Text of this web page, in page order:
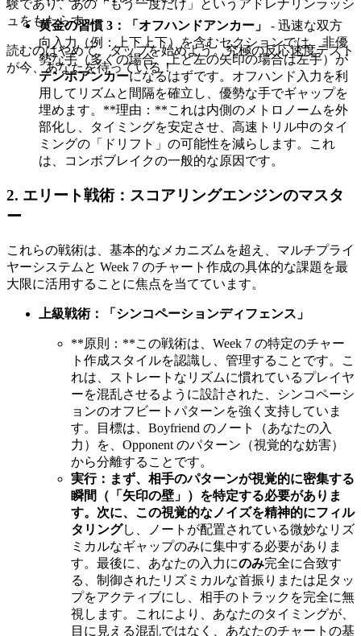
験であり、あの「もう一度だけ」というアドレナリンラッシ
ュをもたらす。
読むのはやめて、タップを始めよう。究極の反応速度テスト
が今、あなたを待っている！
黄金の習慣 3：「オフハンドアンカー」
- 迅速な双方
向入力（例：上下上下）を含むセクションでは、非優
勢な手（多くの場合、上と左の矢印の場合は左手）が
テンポアンカーになるはずです。オフハンド入力を利
用してリズムと間隔を確立し、優勢な手でギャップを
埋めます。**理由：**これは内側のメトロノームを外
部化し、タイミングを安定させ、高速トリル中のタイ
ミングの「ドリフト」の可能性を減らします。これ
は、コンボブレイクの一般的な原因です。
2. エリート戦術：スコアリングエンジンのマスタ
ー
これらの戦術は、基本的なメカニズムを超え、マルチプライ
ヤーシステムと Week 7 のチャート作成の具体的な課題を最
大限に活用することに焦点を当てています。
上級戦術：「シンコペーションディフェンス」
**原則：**この戦術は、Week 7 の特定のチャー
ト作成スタイルを認識し、管理することです。こ
れは、ストレートなリズムに慣れているプレイヤ
ーを混乱させるように設計された、シンコペーシ
ョンのオフビートパターンを強く支持していま
す。目標は、Boyfriend のノート（あなたの入
力）を、Opponent のパターン（視覚的な妨害）
から分離することです。
実行： まず、相手のパターンが視覚的に密集する
瞬間（「矢印の壁」）を特定する必要がありま
す。次に、この視覚的なノイズを精神的にフィル
タリングし、ノートが配置されている微妙なリズ
ミカルなギャップのみに集中する必要がありま
す。最後に、あなたの入力にのみ完全に合致す
る、制御されたリズミカルな首振りまたは足タッ
プをアクティブにし、相手のトラックを完全に無
視します。これにより、あなたのタイミングが、
目に見える混乱ではなく、あなたのチャートの基